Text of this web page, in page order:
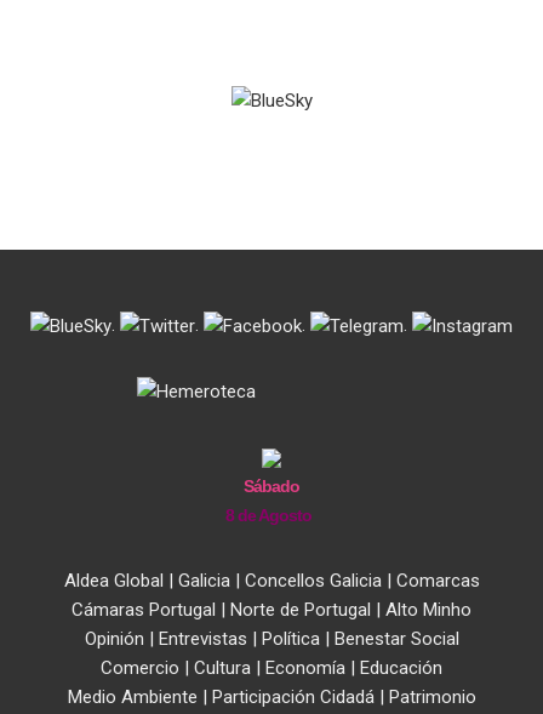
. . . .
Sábado
8 de Agosto
Aldea Global Galicia| Concellos Galicia| Comarcas
Cámaras Portugal
Norte de Portugal
Alto Minho
Opinión
Entrevistas Política|
Benestar Social
Comercio
Cultura Economía
Educación
Medio Ambiente
Participación Cidadá|
Patrimonio